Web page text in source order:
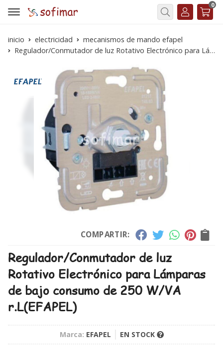
Buscar
0
inicio electricidad
mecanismos de mando efapel
Regulador/Conmutador de luz Rotativo Electrónico para Lámparas de bajo consumo de 250 W/VA r.L
COMPARTIR:
Regulador/Conmutador de luz
Rotativo Electrónico para Lámparas
de bajo consumo de 250 W/VA
r.L(EFAPEL)
Marca: EFAPEL EN STOCK